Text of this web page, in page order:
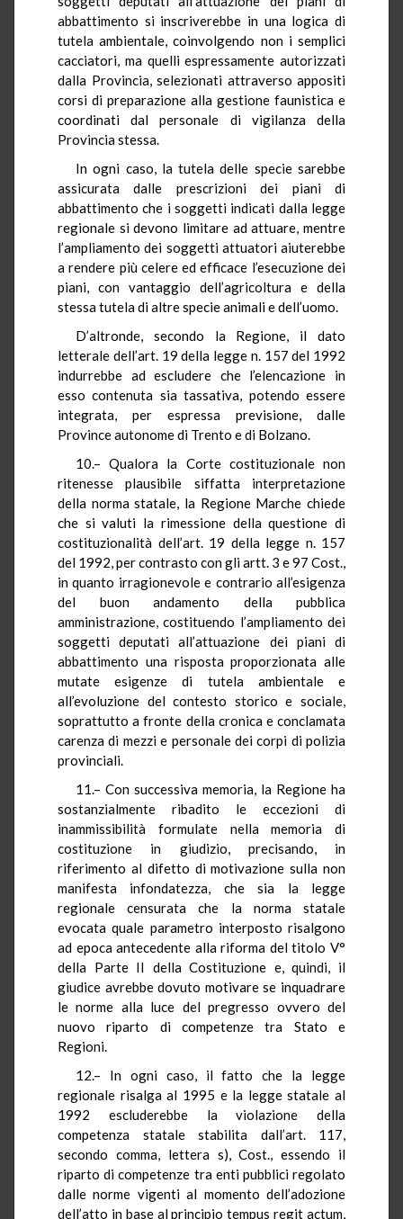
abbattimento si inscriverebbe in una logica di
tutela ambientale, coinvolgendo non i semplici
cacciatori, ma quelli espressamente autorizzati
dalla Provincia, selezionati attraverso appositi
corsi di preparazione alla gestione faunistica e
coordinati dal personale di vigilanza della
Provincia stessa.
In ogni caso, la tutela delle specie sarebbe
assicurata dalle prescrizioni dei piani di
abbattimento che i soggetti indicati dalla legge
regionale si devono limitare ad attuare, mentre
l’ampliamento dei soggetti attuatori aiuterebbe
a rendere più celere ed efficace l’esecuzione dei
piani, con vantaggio dell’agricoltura e della
stessa tutela di altre specie animali e dell’uomo.
D’altronde, secondo la Regione, il dato
letterale dell’art. 19 della legge n. 157 del 1992
indurrebbe ad escludere che l’elencazione in
esso contenuta sia tassativa, potendo essere
integrata, per espressa previsione, dalle
Province autonome di Trento e di Bolzano.
10.– Qualora la Corte costituzionale non
ritenesse plausibile siffatta interpretazione
della norma statale, la Regione Marche chiede
che si valuti la rimessione della questione di
costituzionalità dell’art. 19 della legge n. 157
del 1992, per contrasto con gli artt. 3 e 97 Cost.,
in quanto irragionevole e contrario all’esigenza
del buon andamento della pubblica
amministrazione, costituendo l’ampliamento dei
soggetti deputati all’attuazione dei piani di
abbattimento una risposta proporzionata alle
mutate esigenze di tutela ambientale e
all’evoluzione del contesto storico e sociale,
soprattutto a fronte della cronica e conclamata
carenza di mezzi e personale dei corpi di polizia
provinciali.
11.– Con successiva memoria, la Regione ha
sostanzialmente ribadito le eccezioni di
inammissibilità formulate nella memoria di
costituzione in giudizio, precisando, in
riferimento al difetto di motivazione sulla non
manifesta infondatezza, che sia la legge
regionale censurata che la norma statale
evocata quale parametro interposto risalgono
ad epoca antecedente alla riforma del titolo V°
della Parte II della Costituzione e, quindi, il
giudice avrebbe dovuto motivare se inquadrare
le norme alla luce del pregresso ovvero del
nuovo riparto di competenze tra Stato e
Regioni.
12.– In ogni caso, il fatto che la legge
regionale risalga al 1995 e la legge statale al
1992 escluderebbe la violazione della
competenza statale stabilita dall’art. 117,
secondo comma, lettera s), Cost., essendo il
riparto di competenze tra enti pubblici regolato
dalle norme vigenti al momento dell’adozione
dell’atto in base al principio tempus regit actum,